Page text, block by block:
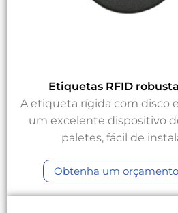
Etiquetas RFID
A etiqueta rígida com disco
um excelente dispositivo
paletes, fácil de
Obtenha um